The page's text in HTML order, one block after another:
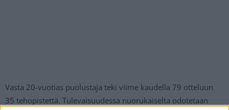
Vasta 20-vuotias puolustaja teki viime kaudella 79 otteluun
35 tehopistettä. Tulevaisuudessa nuorukaiselta odotetaan